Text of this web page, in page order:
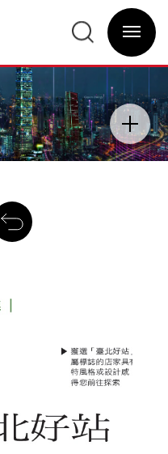
選
單
關
分
類
開
關